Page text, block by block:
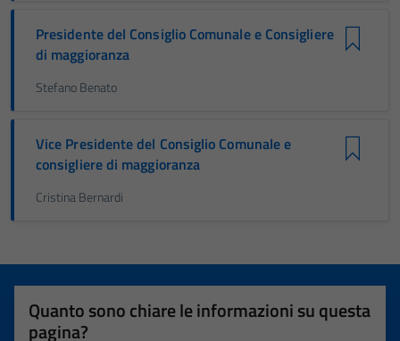
Presidente del Consiglio Comunale e Consigliere
di maggioranza
Stefano Benato
Vice Presidente del Consiglio Comunale e
consigliere di maggioranza
Cristina Bernardi
Quanto sono chiare le informazioni su questa
pagina?